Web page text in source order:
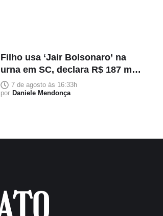
Filho usa ‘Jair Bolsonaro’ na
urna em SC, declara R$ 187 mil
em bens
7 de agosto às 16:33h
por Daniele Mendonça